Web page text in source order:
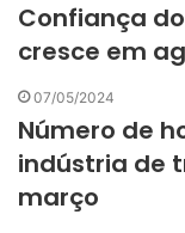
Confiança
cresce em
07/05/2024
Número de
indústria de
março